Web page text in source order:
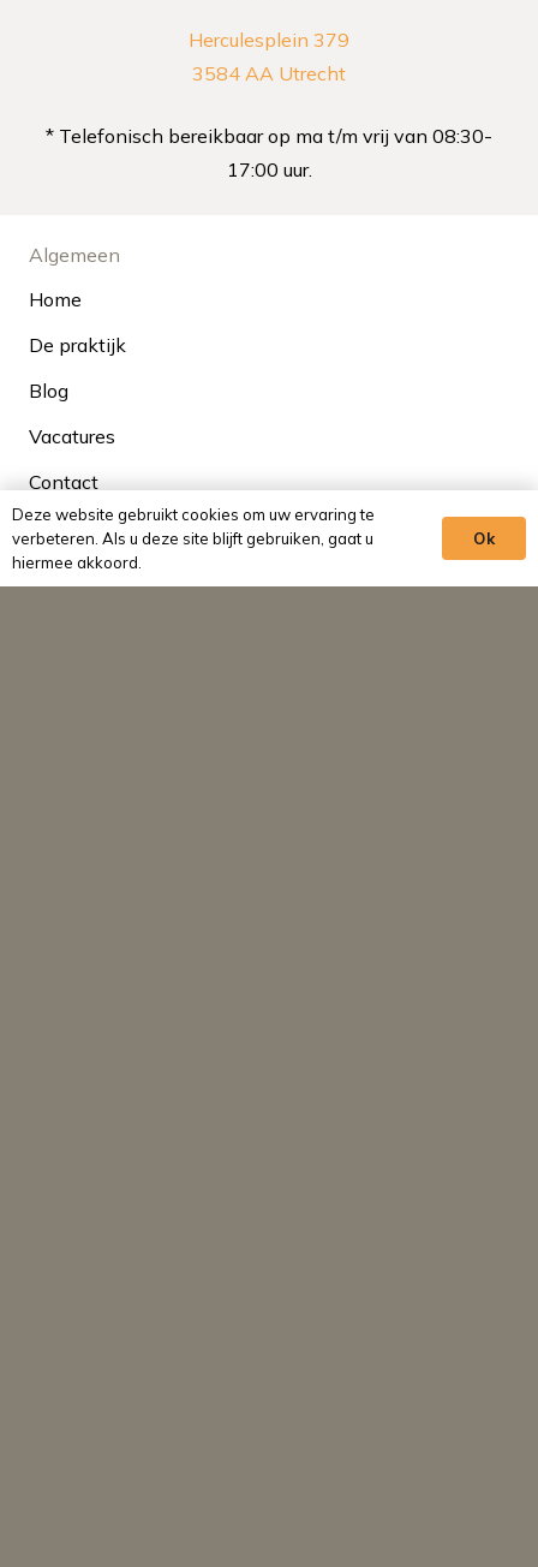
Herculesplein 379
3584 AA Utrecht
* Telefonisch bereikbaar op ma t/m vrij van 08:30-
17:00 uur.
Algemeen
Home
De praktijk
Blog
Vacatures
Contact
Ons team
Deze website gebruikt cookies om uw ervaring te
verbeteren. Als u deze site blijft gebruiken, gaat u
hiermee akkoord.
Ok